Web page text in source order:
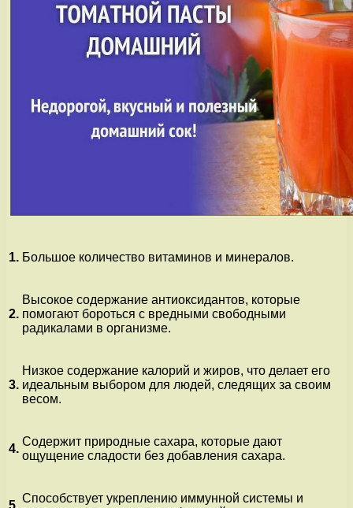
1. Большое количество витаминов и минералов.
2.
Высокое содержание антиоксидантов, которые
помогают бороться с вредными свободными
радикалами в организме.
3.
Низкое содержание калорий и жиров, что делает его
идеальным выбором для людей, следящих за своим
весом.
4.
Содержит природные сахара, которые дают
ощущение сладости без добавления сахара.
5.
Способствует укреплению иммунной системы и